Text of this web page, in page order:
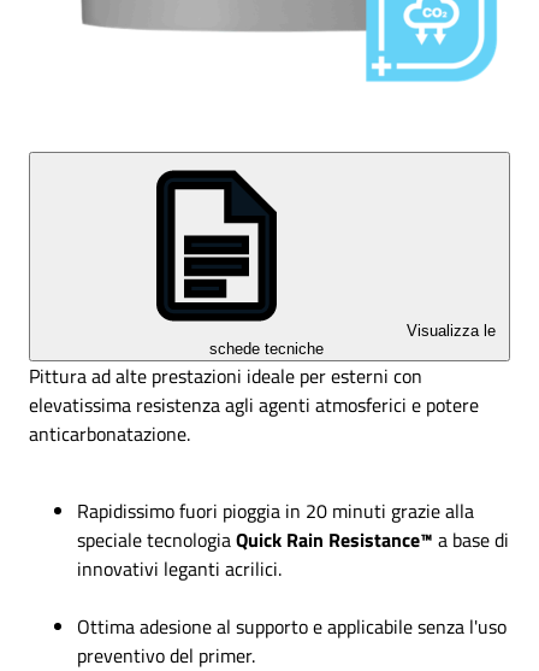
Visualizza le
schede tecniche
Pittura ad alte prestazioni ideale per esterni con
elevatissima resistenza agli agenti atmosferici e potere
anticarbonatazione.
Rapidissimo fuori pioggia in 20 minuti grazie alla
speciale tecnologiaQuick Rain Resistance™ a base di
innovativi leganti acrilici.
Ottima adesione al supporto e applicabile senza l'uso
preventivo del primer.